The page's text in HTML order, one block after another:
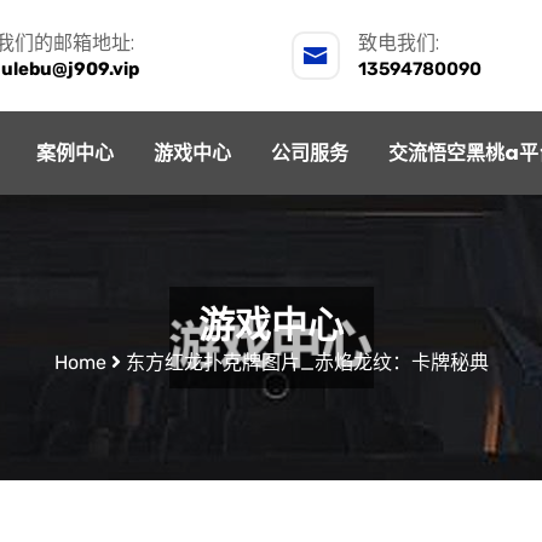
们的邮箱地址: 致电我们:
13594780090
案例中心 游戏中心 公司服务 交流悟空黑桃a
游戏中心
Home 东方红龙扑克牌图片_赤焰龙纹：卡牌秘典